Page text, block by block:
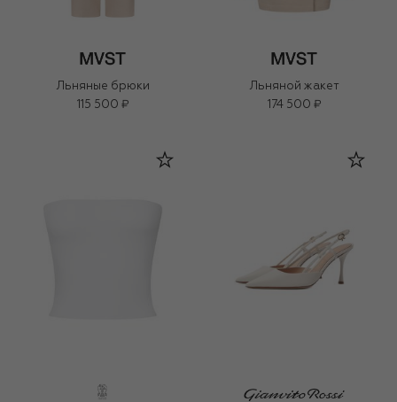
Льняные брюки
115 500 ₽
Льняной жакет
174 500 ₽